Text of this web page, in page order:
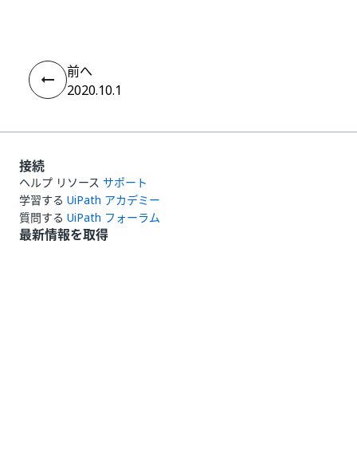
前へ
2020.10.1
接続
ヘルプ リソース サポート
学習する UiPath アカデミー
質問する UiPath フォーラム
最新情報を取得